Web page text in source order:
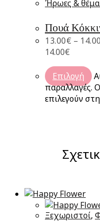
Ήρωες &
Πουά
13.00€ – 14.00
14.00€
Επιλογή
παραλλαγές.
επιλεγούν
Ξεχωριστοί,